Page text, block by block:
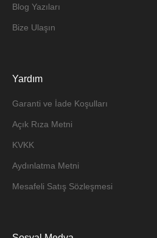
Blog Yazıları
Bize Ulaşın
Yardım
Garanti ve İade Koşulları
Açık Rıza Metni
KVKK
Aydınlatma Metni
Mesafeli Satış Sözleşmesi